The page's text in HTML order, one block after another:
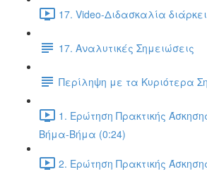
17. Video-Διδασκαλία
17. Αναλυτικές Σημειώσεις
Περίληψη με τα Κυριότερα
1. Ερώτηση Πρακτικής
Βήμα-Βήμα (0:24)
2. Ερώτηση Πρακτικής